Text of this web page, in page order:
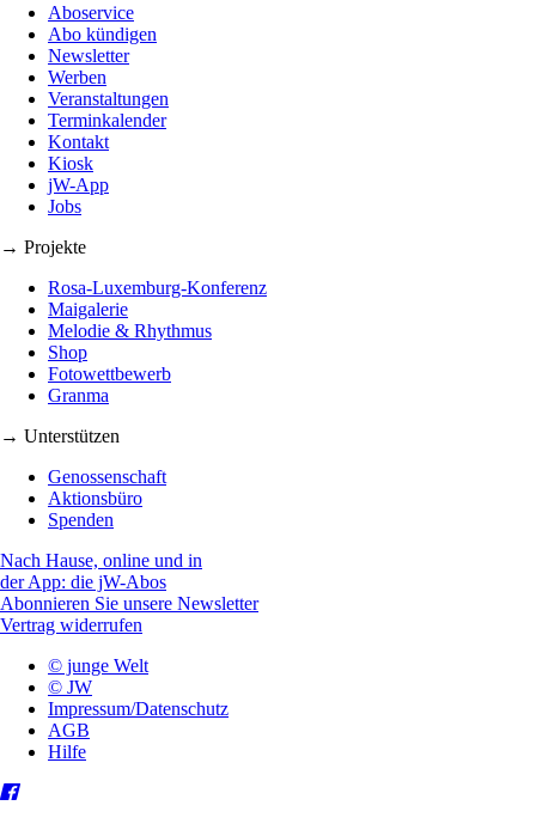
Aboservice
Abo kündigen
Newsletter
Werben
Veranstaltungen
Terminkalender
Kontakt
Kiosk
jW-App
Jobs
→ Projekte
Rosa-Luxemburg-Konferenz
Maigalerie
Melodie & Rhythmus
Shop
Fotowettbewerb
Granma
→ Unterstützen
Genossenschaft
Aktionsbüro
Spenden
Nach Hause, online und in
der App: die jW-Abos
Abonnieren Sie unsere Newsletter
Vertrag widerrufen
© junge Welt
© JW
Impressum/Datenschutz
AGB
Hilfe